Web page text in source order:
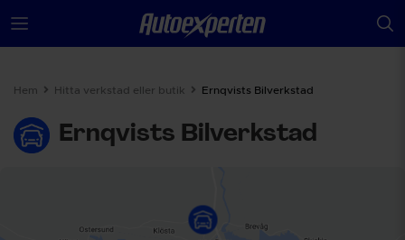
Hem Hitta verkstad eller butik Ernqvists Bilverkstad
Ernqvists Bilverkstad